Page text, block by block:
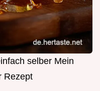
selber Mein
Rezept